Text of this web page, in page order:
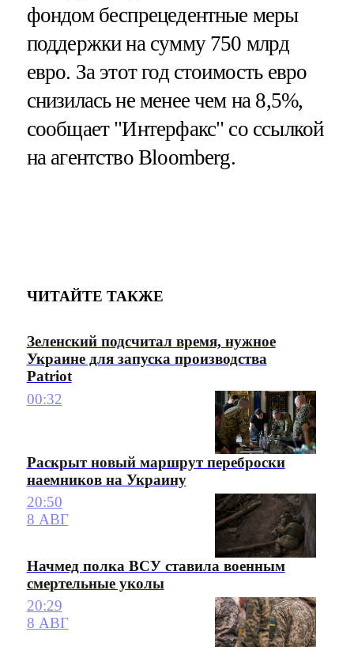
фондом беспрецедентные меры
поддержки на сумму 750 млрд
евро. За этот год стоимость евро
снизилась не менее чем на 8,5%,
сообщает "Интерфакс" со ссылкой
на агентство Bloomberg.
ЧИТАЙТЕ ТАКЖЕ
Зеленский подсчитал время, нужное
Украине для запуска производства
Patriot
00:32
Раскрыт новый маршрут переброски
наемников на Украину
20:50
8 АВГ
Начмед полка ВСУ ставила военным
смертельные уколы
20:29
8 АВГ